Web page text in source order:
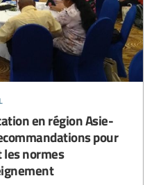
en région Asie-
pour
les normes